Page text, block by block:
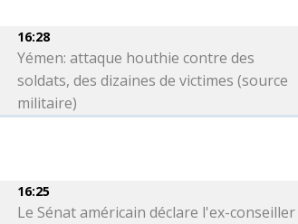
16:28
Yémen: attaque houthie contre des
soldats, des dizaines de victimes (source
militaire)
16:25
Le Sénat américain déclare l'ex-conseiller